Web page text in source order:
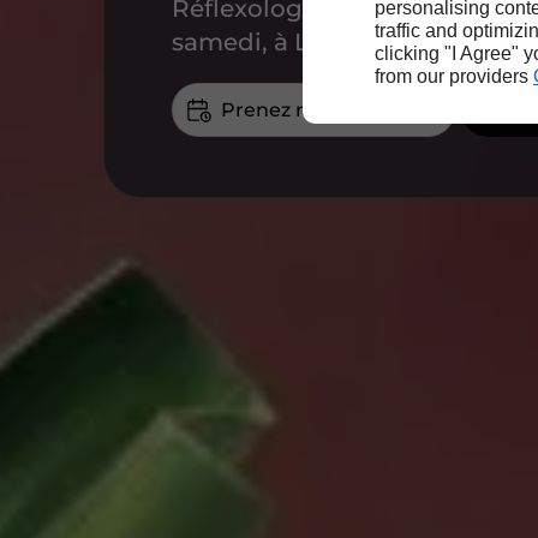
personalising
traffic and
clicking "I Agree"
from our providers
Réflexologue qualifiée à
samedi, à Lillebonne
Prenez rendez-vous